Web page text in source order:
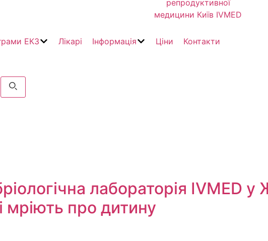
ЕКЗ Лікарі Інформація Ціни Контакти
лабораторія IVMED
мріють про дитину